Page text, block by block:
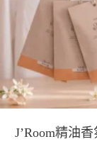
J’Room精油